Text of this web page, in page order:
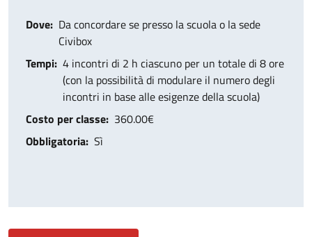
Dove Da concordare se presso la scuola o la sede
Civibox
Tempi 4 incontri di 2 h ciascuno per un totale di 8 ore
(con la possibilità di modulare il numero degli
incontri in base alle esigenze della scuola)
Costo per classe 360.00€
Obbligatoria Sì